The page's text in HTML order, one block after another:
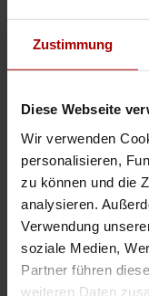
Zustimmung
Diese Webseite
Wir verwenden
personalisieren,
zu können und die
analysieren.
Verwendung
soziale Medien,
Partner führen
weiteren Daten
für eine private Garage,
Gesuchin Österreich
Jetzt